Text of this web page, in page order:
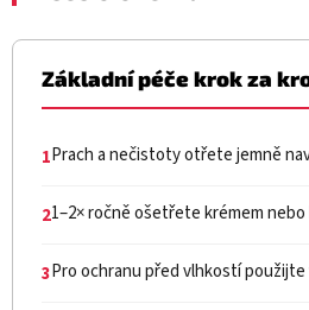
Základní péče krok za
1Prach a nečistoty otřete jemně
21–2× ročně ošetřete krémem nebo
3Pro ochranu před vlhkostí